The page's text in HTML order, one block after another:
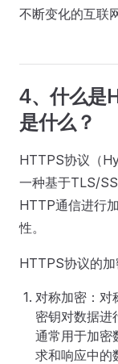
不断变化的互联
4、什么是
是什么？
HTTPS协议（
一种基于TLS/
HTTP通信进行
性。
HTTPS协议的加
对称加密：对
密钥对数据
通常用于加密
求和响应中的